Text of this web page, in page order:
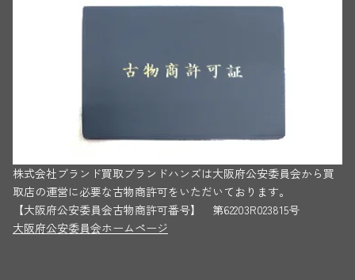
株式会社ブランド買取ブランドハンズは大阪府公安委員会から買
取店の運営に必要な古物商許可をいただいております。
【大阪府公安委員会古物商許可番号】 第62203R023815号
大阪府公安委員会ホームページ